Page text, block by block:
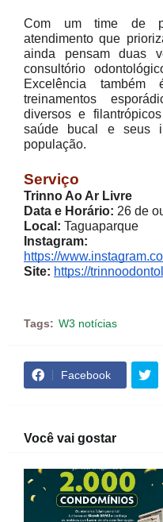
Com um time de
atendimento que
ainda pensam duas
consultório
Excelência
treinamentos
diversos e
saúde bucal e seus
população.
Serviço
Trinno Ao Ar Livre
Data e Horário: 26 de
Local: Taguaparque
Instagram:
https://
Site: https://
Tags: W3 notícias
Facebook
Você vai gostar